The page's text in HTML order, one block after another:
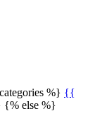
%} {{
{% else %}